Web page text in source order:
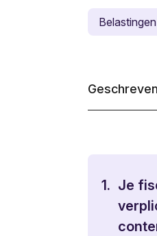
Belastingen
1. Je